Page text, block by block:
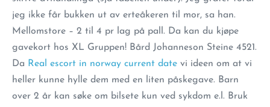
jeg ikke får bukken ut av erteåkeren til mor, sa han.
Mellomstore – 2 til 4 pr lag på pall. Da kan du kjøpe
gavekort hos XL Gruppen! Bård Johanneson Steine 4521.
Da Real escort in norway current date vi ideen om at vi
heller kunne hylle dem med en liten påskegave. Barn
over 2 år kan søke om bilsete kun ved sykdom e.l. Bruk